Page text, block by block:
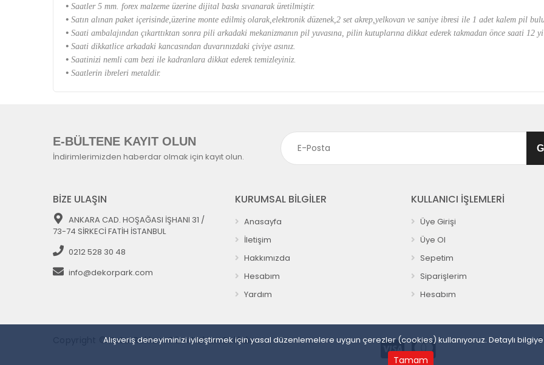
• Saatler 5 mm. forex malzeme üzerine dijital baskı sıvanarak üretilmiştir.
• Satın alınan paket içerisinde,üzerine monte edilmiş olarak,elektronik düzenek,2 set akrep,yelkovan ve saniye ibresi ile 1 adet kalem pil
• Saati ambalajından çıkarttıktan sonra pili arkadaki mekanizmanın pil yuvasına, pilin kutuplarına dikkat ederek takmadan önce saati 12
• Saati dikkatlice arkadaki kancasından duvarınızdaki çiviye asınız.
• Saatinizi nemli cam bezi ile kadranlara dikkat ederek temizleyiniz.
• Saatlerin ibreleri metaldir.
Alışveriş deneyiminizi iyileştirmek için yasal düzenlemelere uygun çerezler (cookies) kullanıyoruz. Detaylı
Tamam
E-BÜLTENE KAYIT OLUN
İndirimlerimizden haberdar olmak için kayıt olun.
BİZE ULAŞIN
ANKARA CAD. HOŞAĞASI İŞHANI 31 /
73-74 SİRKECİ FATİH İSTANBUL
0212 528 30 48
info@dekorpark.com
KURUMSAL BİLGİLER
Anasayfa
İletişim
Hakkımızda
Hesabım
Yardım
KULLANICI İŞLEMLERİ
Üye Girişi
Üye Ol
Sepetim
Siparişlerim
Hesabım
Copyright © Kutal Reklam Tüm Hakları Saklıdır.